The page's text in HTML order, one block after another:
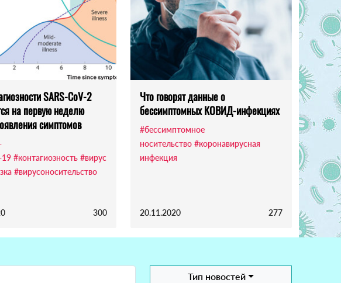
SARS-CoV-2
на первую неделю
симптомов
19 #контагиозность #вирус
#вирусоносительство
300
Что говорят данные о
бессимптомных КОВИД-инфекциях
#бессимптомное
носительство #коронавирусная
инфекция
20.11.2020 277
Тип новостей